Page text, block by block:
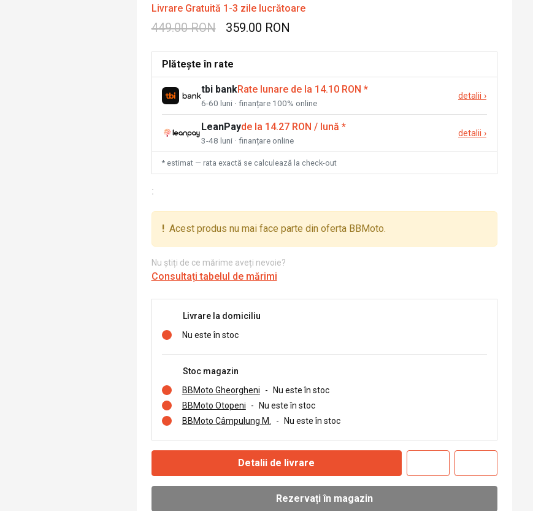
Livrare Gratuită 1-3 zile lucrătoare
449.00 RON 359.00 RON
Plătește în rate
tbi bankRate lunare de la 14.10 RON *
6-60 luni · finanțare 100% online
detalii ›
LeanPayde la 14.27 RON / lună *
3-48 luni · finanțare online
detalii ›
* estimat — rata exactă se calculează la check-out
:
! Acest produs nu mai face parte din oferta BBMoto.
Nu știți de ce mărime aveți nevoie?
Consultați tabelul de mărimi
Livrare la domiciliu
Nu este în stoc
Stoc magazin
BBMoto Gheorgheni
- Nu este în stoc
BBMoto Otopeni
- Nu este în stoc
BBMoto Câmpulung M.
- Nu este în stoc
Detalii de livrare
Rezervați în magazin